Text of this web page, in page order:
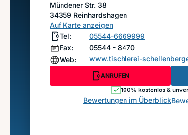
Mündener Str. 38
34359 Reinhardshagen
Auf Karte anzeigen
Tel:
05544-6669999
Fax:
05544 - 8470
Web:
www.tischlerei-
ANRUFEN
100% kostenlos &
Bewertungen im Überblick